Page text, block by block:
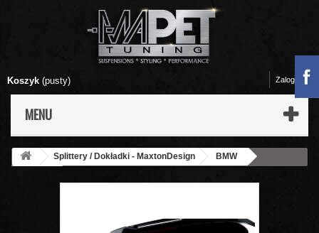
Koszyk (pusty)
MENU
Zaloguj się
Splittery / Dokładki - MaxtonDesign
BMW